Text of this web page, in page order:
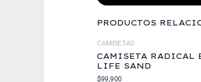
PRODUCTOS
CAMISETAS
CAMISETA RADICAL
LIFE SAND
$99,900